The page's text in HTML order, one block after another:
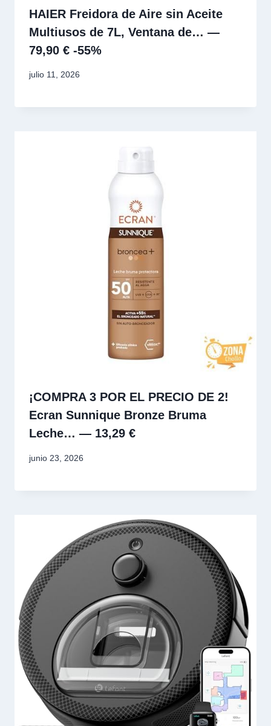
HAIER Freidora de Aire sin Aceite
Multiusos de 7L, Ventana de… —
79,90 € -55%
julio 11, 2026
¡COMPRA 3 POR EL PRECIO DE 2!
Ecran Sunnique Bronze Bruma
Leche… — 13,29 €
junio 23, 2026